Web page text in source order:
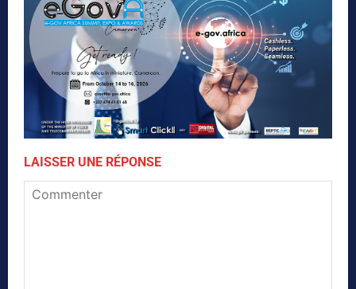
LAISSER UNE RÉPONSE